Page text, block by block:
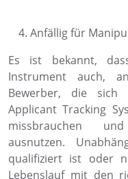
Anfällig für
Es ist bekannt,
Instrument auch,
Bewerber, die
Applicant Tracking
missbrauchen
ausnutzen.
qualifiziert ist oder
Lebenslauf mit den